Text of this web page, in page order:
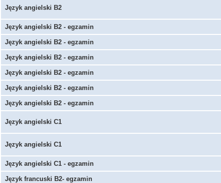
Język angielski B2
Język angielski B2 - egzamin
Język angielski B2 - egzamin
Język angielski B2 - egzamin
Język angielski B2 - egzamin
Język angielski B2 - egzamin
Język angielski B2 - egzamin
Język angielski C1
Język angielski C1
Język angielski C1 - egzamin
Język francuski B2- egzamin